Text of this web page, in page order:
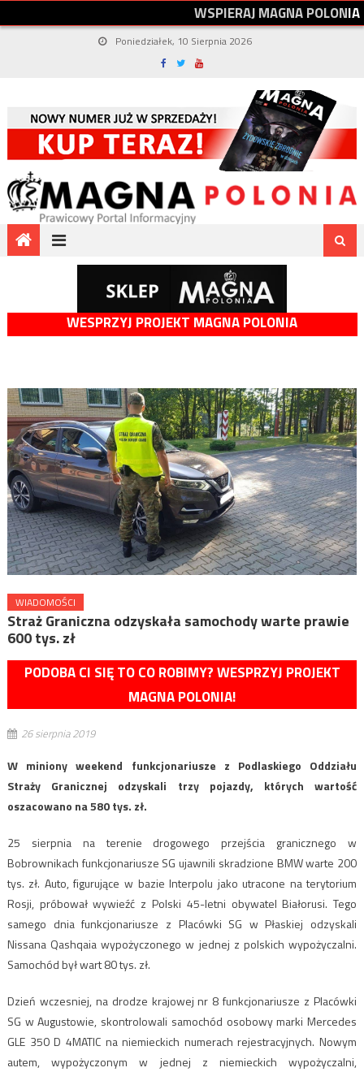
WSPIERAJMAGNAPOLONIA
Poniedziałek, 10 Sierpnia 2026
WESPRZYJ PROJEKT MAGNA POLONIA
WIADOMOŚCI
Straż Graniczna odzyskała samochody warte prawie
600 tys. zł
PODOBA CI SIĘ TO CO ROBIMY? WESPRZYJ PROJEKT
MAGNA POLONIA!
26 sierpnia 2019
W miniony weekend funkcjonariusze z Podlaskiego Oddziału
Straży Granicznej odzyskali trzy pojazdy, których wartość
oszacowano na 580 tys. zł.
25 sierpnia na terenie drogowego przejścia granicznego w
Bobrownikach funkcjonariusze SG ujawnili skradzione BMW warte 200
tys. zł. Auto, figurujące w bazie Interpolu jako utracone na terytorium
Rosji, próbował wywieźć z Polski 45-letni obywatel Białorusi. Tego
samego dnia funkcjonariusze z Placówki SG w Płaskiej odzyskali
Nissana Qashqaia wypożyczonego w jednej z polskich wypożyczalni.
Samochód był wart 80 tys. zł.
Dzień wczesniej, na drodze krajowej nr 8 funkcjonariusze z Placówki
SG w Augustowie, skontrolowali samochód osobowy marki Mercedes
GLE 350 D 4MATIC na niemieckich numerach rejestracyjnych. Nowym
autem, wypożyczonym w jednej z niemieckich wypożyczalni,